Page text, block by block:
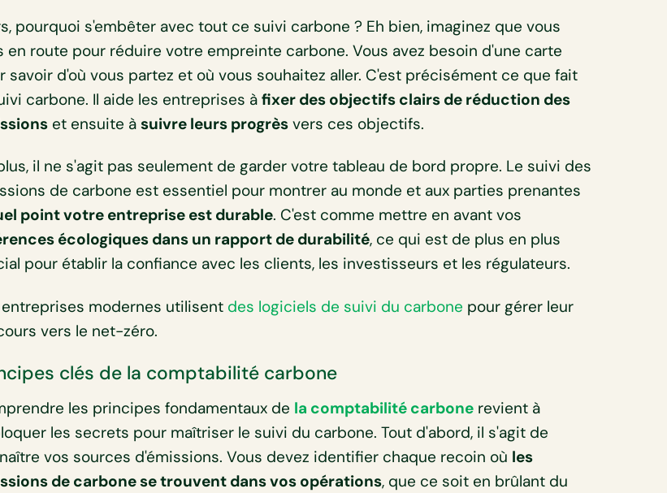
pourquoi s'embêter avec tout ce suivi carbone ? Eh bien, imaginez que vous
en route pour réduire votre empreinte carbone. Vous avez besoin d'une carte
savoir d'où vous partez et où vous souhaitez aller. C'est précisément ce que fait
carbone. Il aide les entreprises à fixer des objectifs clairs de réduction des
et ensuite à suivre leurs progrèsvers ces objectifs.
il ne s'agit pas seulement de garder votre tableau de bord propre. Le suivi des
de carbone est essentiel pour montrer au monde et aux parties prenantes
point votre entreprise est durable. C'est comme mettre en avant vos
écologiques dans un rapport de durabilité, ce qui est de plus en plus
pour établir la confiance avec les clients, les investisseurs et les régulateurs.
entreprises modernes utilisent des logiciels de suivi du carbone pour gérer leur
vers le net-zéro.
clés de la comptabilité carbone
les principes fondamentaux de la comptabilité carbonerevient à
les secrets pour maîtriser le suivi du carbone. Tout d'abord, il s'agit de
vos sources d'émissions. Vous devez identifier chaque recoin où les
de carbone se trouvent dans vos opérations, que ce soit en brûlant du